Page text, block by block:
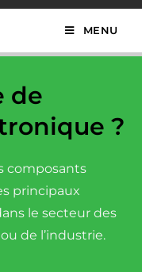
MENU
de
?
composants
principaux
le secteur des
de l’industrie.